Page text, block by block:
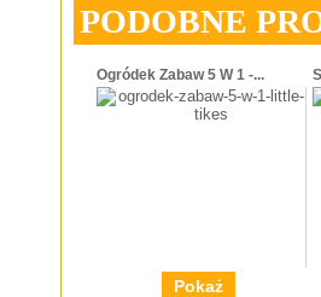
PODOBNE
Ogródek Zabaw 5 W 1 -...
Pokaż